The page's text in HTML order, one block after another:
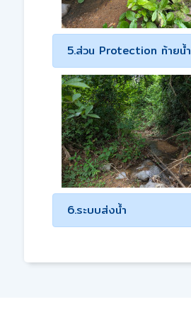
5.ส่วน Protection ท้ายน้ำ
6.ระบบส่งน้ำ